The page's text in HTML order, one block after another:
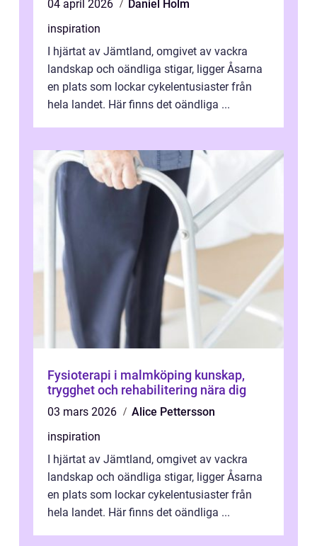
04 april 2026
Daniel Holm
inspiration
I hjärtat av Jämtland, omgivet av vackra
landskap och oändliga stigar, ligger Åsarna
en plats som lockar cykelentusiaster från
hela landet. Här finns det oändliga ...
Fysioterapi i malmköping kunskap,
trygghet och rehabilitering nära dig
03 mars 2026
Alice Pettersson
inspiration
I hjärtat av Jämtland, omgivet av vackra
landskap och oändliga stigar, ligger Åsarna
en plats som lockar cykelentusiaster från
hela landet. Här finns det oändliga ...